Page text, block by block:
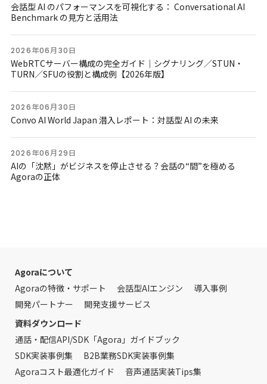
会話型 AI のパフォーマンスを可視化する： Conversational AI
Benchmark の見方と活用法
2026年06月30日
WebRTCサーバー構成の完全ガイド｜シグナリング／STUN・
TURN／SFUの役割と構成例【2026年版】
2026年06月30日
Convo AI World Japan 潜入レポート：対話型 AI の未来
2026年06月29日
AIの「沈黙」がビジネスを停止させる？会話の“間”を極める
Agoraの正体
Agoraについて
Agoraの特徴・サポート
会話型AIエンジン
導入事例
開発パートナー
開発支援サービス
資料ダウンロード
通話・配信API/SDK「Agora」ガイドブック
SDK実装事例集
B2B業務SDK実装事例集
Agoraコスト最適化ガイド
音声通話実装Tips集